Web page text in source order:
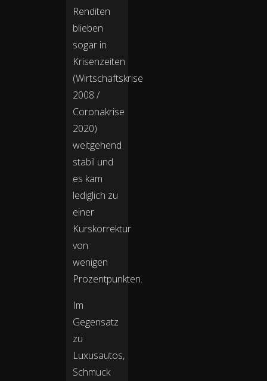
Renditen
blieben
sogar in
Krisenzeiten
(Wirtschaftskrise
2008 /
Coronakrise
2020)
weitgehend
stabil und
es kam
lediglich zu
einer
Kurskorrektur
von
wenigen
Prozentpunkten.
Im
Gegensatz
zu
Luxusautos,
Schmuck